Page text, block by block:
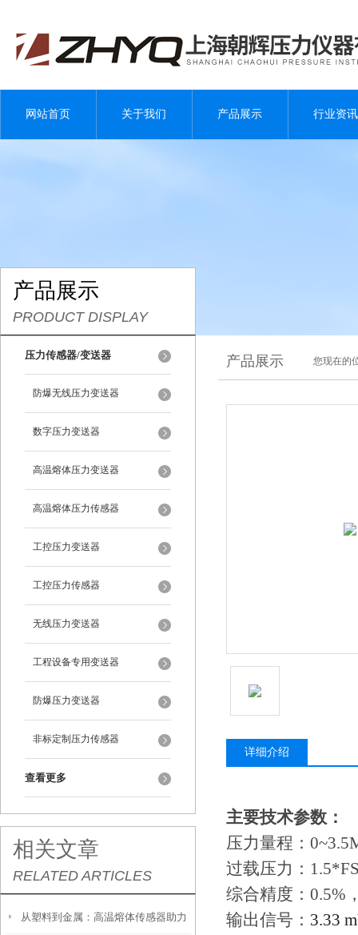
网站首页 关于我们 产品展示 行业资讯
产品展示
PRODUCT DISPLAY
压力传感器/变送器
防爆无线压力变送器
数字压力变送器
高温熔体压力变送器
高温熔体压力传感器
工控压力变送器
工控压力传感器
无线压力变送器
工程设备专用变送器
防爆压力变送器
非标定制压力传感器
查看更多
相关文章
RELATED ARTICLES
从塑料到金属：高温熔体传感器助力
产品展示 您现在的
详细介绍
主要技术参数：
压力量程：
过载压力：
综合精度：0.5%
输出信号： 3.33